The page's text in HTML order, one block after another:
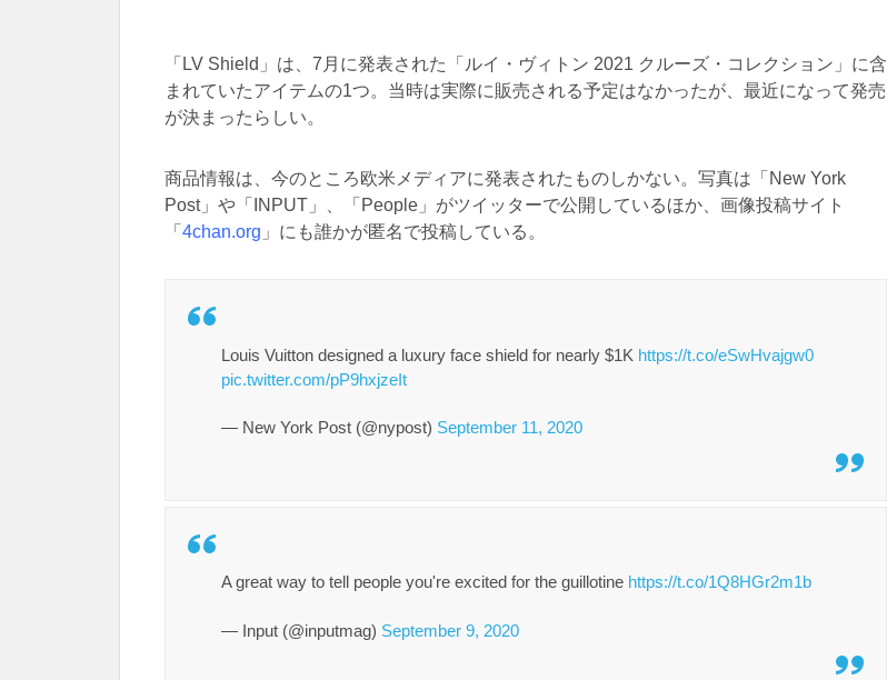
「LV Shield」は、7月に発表された「ルイ・ヴィトン 2021 クルーズ・コレクション」に含
まれていたアイテムの1つ。当時は実際に販売される予定はなかったが、最近になって発売
が決まったらしい。
商品情報は、今のところ欧米メディアに発表されたものしかない。写真は「New York
Post」や「INPUT」、「People」がツイッターで公開しているほか、画像投稿サイト
「 4chan.org 」にも誰かが匿名で投稿している。
Louis Vuitton designed a luxury face shield for nearly $1K https://t.co/eSwHvajgw0
pic.twitter.com/pP9hxjzeIt
— New York Post (@nypost) September 11, 2020
A great way to tell people you're excited for the guillotine https://t.co/1Q8HGr2m1b
— Input (@inputmag) September 9, 2020